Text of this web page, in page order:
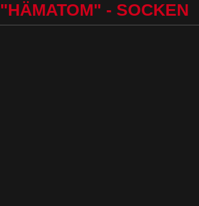
"HÄMATOM" - SOCKEN